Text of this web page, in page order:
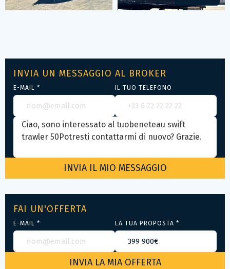
INVIA UN MESSAGGIO AL BROKER
E-MAIL * IL TUO TELEFONO
FAI UN'OFFERTA
E-MAIL * LA TUA PROPOSTA *